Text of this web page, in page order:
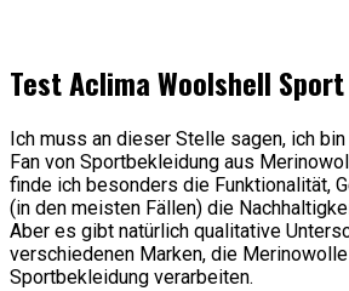
Test Aclima Woolshell
Ich muss an dieser Stelle sagen, ich
Fan von Sportbekleidung aus
finde ich besonders die Funktionalität,
(in den meisten Fällen) die
Aber es gibt natürlich qualitative
verschiedenen Marken, die
Sportbekleidung verarbeiten.